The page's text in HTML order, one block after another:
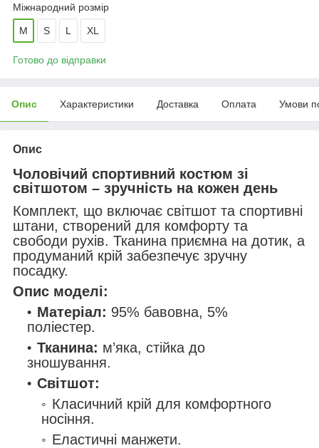
Міжнародний розмір
M S L XL
Готово до відправки
Опис Характеристики Доставка Оплата Умови
Опис
Чоловічий спортивний костюм зі
світшотом – зручність на кожен день
Комплект, що включає світшот та спортивні
штани, створений для комфорту та
свободи рухів. Тканина приємна на дотик, а
продуманий крій забезпечує зручну
посадку.
Опис моделі:
Матеріал: 95% бавовна, 5%
поліестер.
Тканина: м’яка, стійка до
зношування.
Світшот:
Класичний крій для комфортного
носіння.
Еластичні манжети.